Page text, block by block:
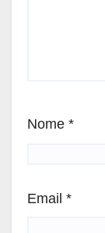
Nome *
Email *